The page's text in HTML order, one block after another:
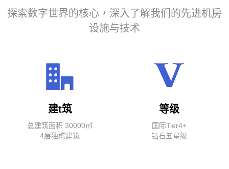
探索数字世界的核心，深入了解我们的先进机房
设施与技术
建t筑
总建筑面积 30000㎡
4层独栋建筑
等级
国际Tier4+
钻石五星级